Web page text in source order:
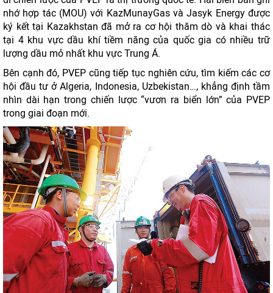
nhớ hợp tác (MOU) với KazMunayGas và Jasyk Energy được
ký kết tại Kazakhstan đã mở ra cơ hội thăm dò và khai thác
tại 4 khu vực dầu khí tiềm năng của quốc gia có nhiều trữ
lượng dầu mỏ nhất khu vực Trung Á.
Bên cạnh đó, PVEP cũng tiếp tục nghiên cứu, tìm kiếm các cơ
hội đầu tư ở Algeria, Indonesia, Uzbekistan…, khẳng định tầm
nhìn dài hạn trong chiến lược “vươn ra biển lớn” của PVEP
trong giai đoạn mới.